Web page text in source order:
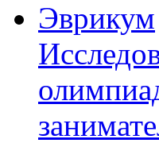
Эврикум